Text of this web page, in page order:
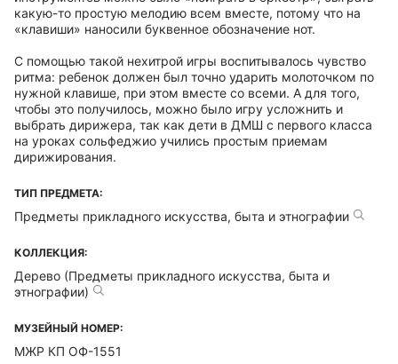
какую-то простую мелодию всем вместе, потому что на
«клавиши» наносили буквенное обозначение нот.
С помощью такой нехитрой игры воспитывалось чувство
ритма: ребенок должен был точно ударить молоточком по
нужной клавише, при этом вместе со всеми. А для того,
чтобы это получилось, можно было игру усложнить и
выбрать дирижера, так как дети в ДМШ с первого класса
на уроках сольфеджио учились простым приемам
дирижирования.
ТИП ПРЕДМЕТА:
Предметы прикладного искусства, быта и этнографии
КОЛЛЕКЦИЯ:
Дерево (Предметы прикладного искусства, быта и
этнографии)
МУЗЕЙНЫЙ НОМЕР:
МЖР КП ОФ-1551